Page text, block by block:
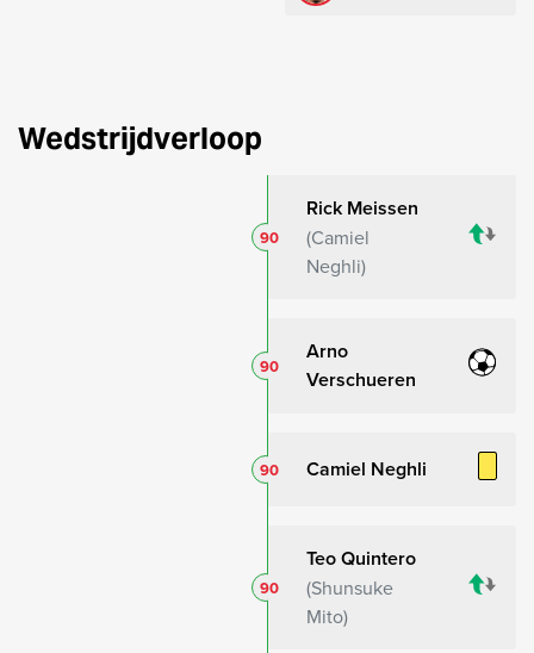
Wedstrijdverloop
Rick Meissen
Camiel
Neghli
90
Arno
Verschueren
90
Camiel Neghli
90
Teo Quintero
Shunsuke
Mito
90